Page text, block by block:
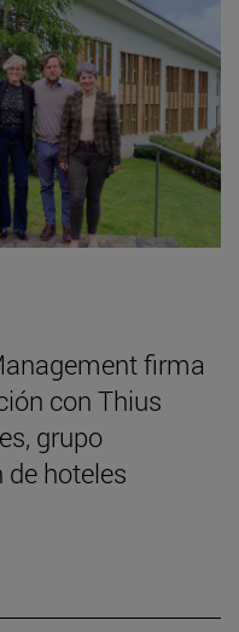
firma
con Thius
grupo
hoteles